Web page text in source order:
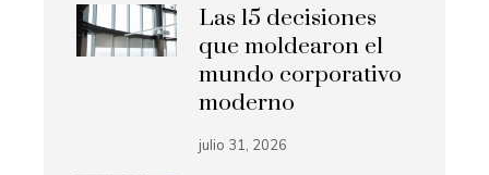
Las 15 decisiones
que moldearon el
mundo corporativo
moderno
julio 31, 2026